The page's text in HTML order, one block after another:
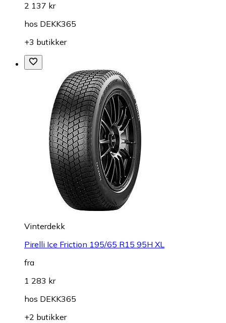
2 137 kr
hos DEKK365
+3 butikker
Vinterdekk
Pirelli Ice Friction 195/65 R15 95H XL
fra
1 283 kr
hos DEKK365
+2 butikker